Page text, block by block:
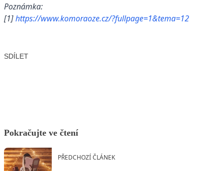
Poznámka:
[1]https://www.komoraoze.cz/?fullpage=1&tema=12
SDÍLET
Pokračujte ve čtení
PŘEDCHOZÍ ČLÁNEK